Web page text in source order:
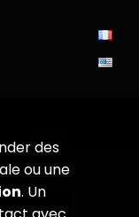
des
ou une
. Un